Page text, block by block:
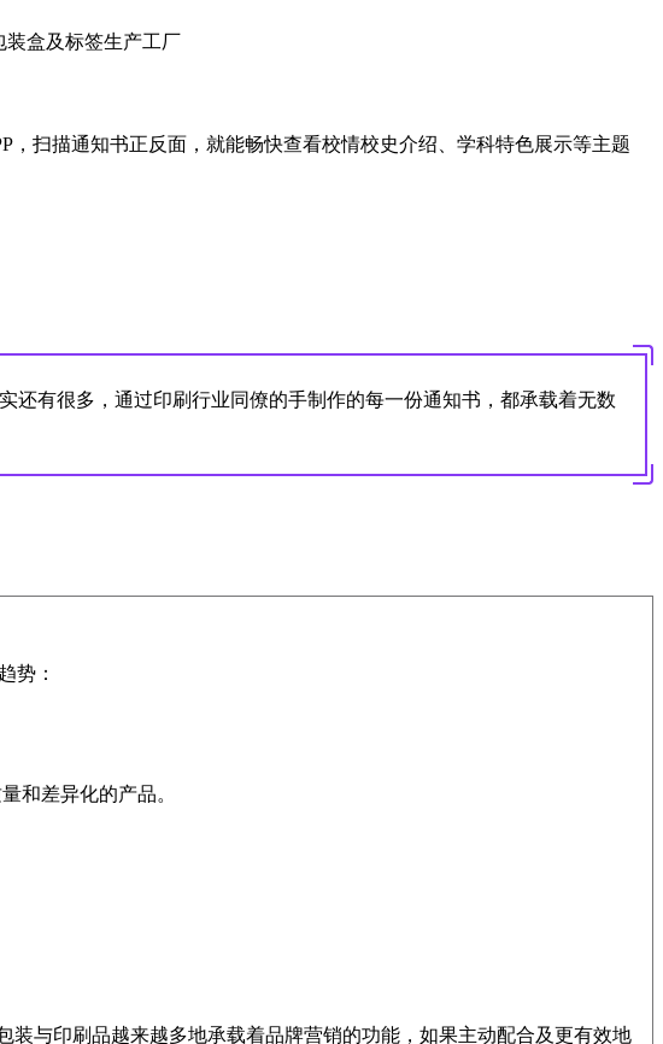
扫描通知书正反面，就能畅快查看校情校史介绍、学科特色展示等主题
有很多，通过印刷行业同僚的手制作的每一份通知书，都承载着无数
势：
和差异化的产品。
与印刷品越来越多地承载着品牌营销的功能，如果主动配合及更有效地